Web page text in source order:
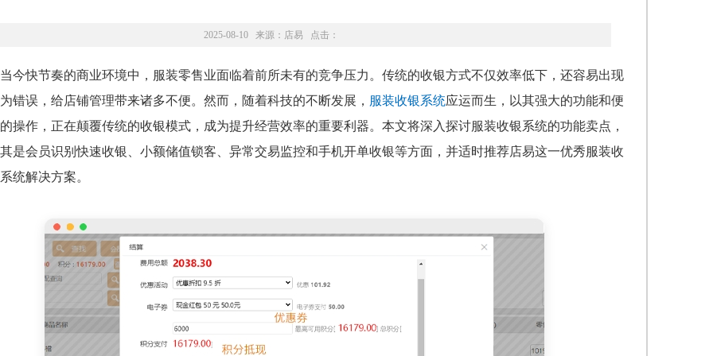
2025-08-10 来源： 店易 点击：
今快节奏的商业环境中，服装零售业面临着前所未有的竞争压力。传统的收银方式不仅效率低下，还容易出现
错误，给店铺管理带来诸多不便。然而，随着科技的不断发展， 服装收银系统应运而生，以其强大的功能和便
操作，正在颠覆传统的收银模式，成为提升经营效率的重要利器。本文将深入探讨服装收银系统的功能卖点，
是会员识别快速收银、小额储值锁客、异常交易监控和手机开单收银等方面，并适时推荐店易这一优秀服装收
统解决方案。